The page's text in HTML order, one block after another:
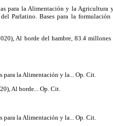
para la Alimentación y la Agricultura
Parlatino. Bases para la
Al borde del hambre, 83.4
para la Alimentación y la... Op. Cit.
Al borde... Op. Cit.
para la Alimentación y la... Op. Cit.